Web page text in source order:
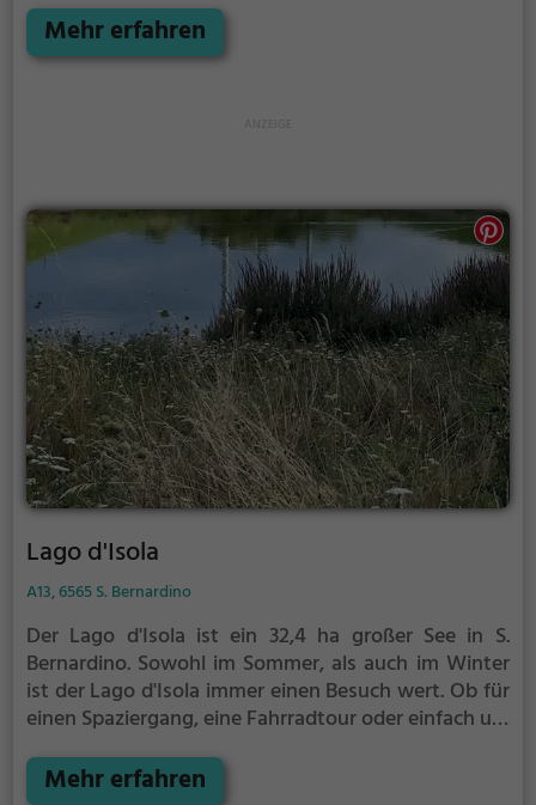
Familie. Die kuscheligen Tiere strahlen eine
unheimliche Ruhe aus und werden daher auch
Mehr erfahren
Lago d'Isola
A13, 6565 S. Bernardino
Der Lago d'Isola ist ein 32,4 ha großer See in S.
Bernardino. Sowohl im Sommer, als auch im Winter
ist der Lago d'Isola immer einen Besuch wert. Ob für
einen Spaziergang, eine Fahrradtour oder einfach um
zahlreiche Möglichkeiten für Freizeitaktivitäten.
Mehr erfahren